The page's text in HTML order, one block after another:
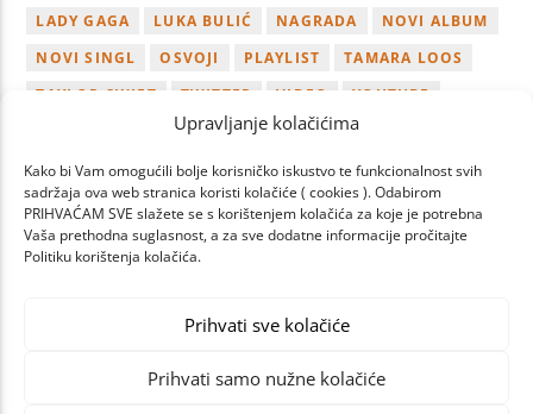
Upravljanje kolačićima
Kako bi Vam omogućili bolje korisničko iskustvo te funkcionalnost svih
sadržaja ova web stranica koristi kolačiće ( cookies ). Odabirom
PRIHVAĆAM SVE slažete se s korištenjem kolačića za koje je potrebna
Vaša prethodna suglasnost, a za sve dodatne informacije pročitajte
Politiku korištenja kolačića.
Prihvati sve kolačiće
Prihvati samo nužne kolačiće
LADY GAGA
LUKA BULIĆ NAGRADA
NOVI ALBUM
NOVI SINGL
OSVOJI PLAYLIST
TAMARA LOOS
TAYLOR SWIFT
TWITTER VIDEO
YOUTUBE